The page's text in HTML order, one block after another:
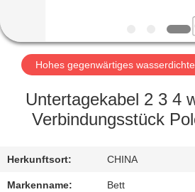
FABRIK-
AUSFLUG
SITEMAP
Hohes gegenwärtiges
Untertagekabel 2 3 4
Verbindungsstück
Herkunftsort: CHINA
Markenname: Bett